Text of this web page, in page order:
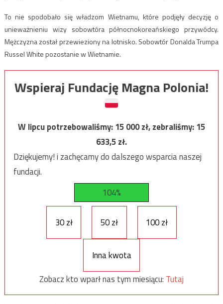
To nie spodobało się władzom Wietnamu, które podjęły decyzję o
unieważnieniu wizy sobowtóra północnokoreańskiego przywódcy.
Mężczyzna został przewieziony na lotnisko. Sobowtór Donalda Trumpa
Russel White pozostanie w Wietnamie.
Wspieraj Fundację Magna Polonia!
W lipcu potrzebowaliśmy:15 000zł, zebraliśmy:15
633,5zł.
Dziękujemy! i zachęcamy do dalszego wsparcia naszej
fundacji.
104%
30 zł 50 zł 100 zł
Inna kwota
Zobacz kto wparł nas tym miesiącu: Tutaj